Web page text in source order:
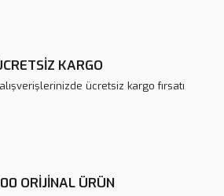
KARGO
ücretsiz kargo fırsatı
ORİJİNAL ÜRÜN